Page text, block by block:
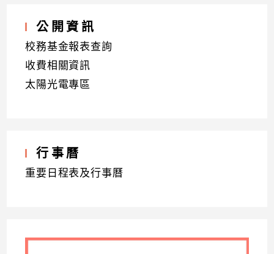
公開資訊
校務基金報表查詢
收費相關資訊
太陽光電專區
行事曆
重要日程表及行事曆